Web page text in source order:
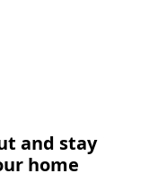
and stay
home